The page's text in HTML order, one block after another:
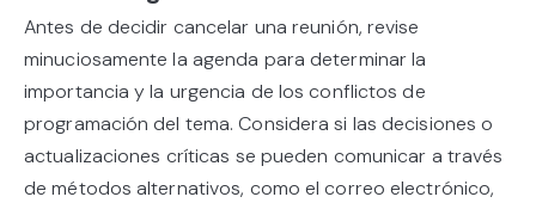
Antes de decidir cancelar una reunión, revise
minuciosamente la agenda para determinar la
importancia y la urgencia de los conflictos de
programación del tema. Considera si las decisiones o
actualizaciones críticas se pueden comunicar a través
de métodos alternativos, como el correo electrónico,